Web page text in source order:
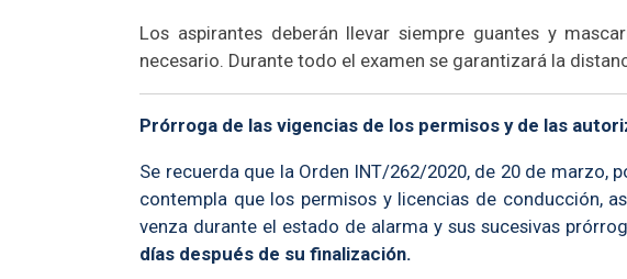
Los aspirantes deberán llevar siempre guantes y
necesario. Durante todo el examen se garantizará la
Prórroga de las vigencias de los permisos y de las
Se recuerda que la Orden INT/262/2020, de 20 de marzo,
contempla que los permisos y licencias de conducción,
venza durante el estado de alarma y sus sucesivas
días después de su finalización.